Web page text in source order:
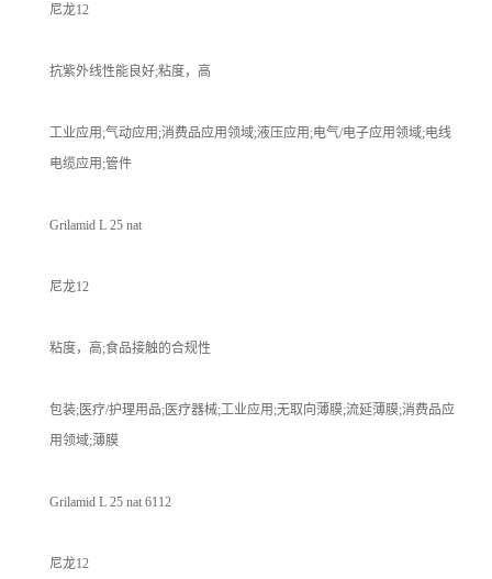
尼龙12
抗紫外线性能良好;粘度，高
工业应用;气动应用;消费品应用领域;液压应用;电气/电子应用领域;电线
电缆应用;管件
Grilamid L 25 nat
尼龙12
粘度，高;食品接触的合规性
包装;医疗/护理用品;医疗器械;工业应用;无取向薄膜;流延薄膜;消费品应
用领域;薄膜
Grilamid L 25 nat 6112
尼龙12